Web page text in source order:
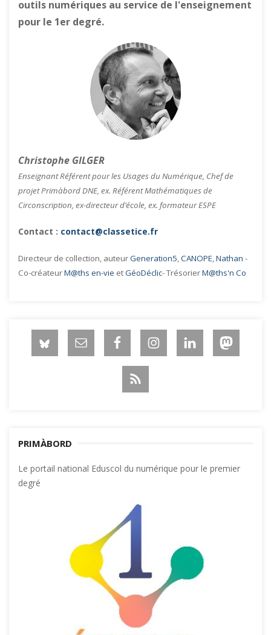
outils numériques au service de l'enseignement
pour le 1er degré.
Christophe GILGER
Enseignant Référent pour les Usages du Numérique, Chef de
projet Primàbord DNE, ex. Référent Mathématiques de
Circonscription, ex-directeur d’école, ex. formateur ESPE
Contact : contact@classetice.fr
Directeur de collection, auteurGeneration5 CANOPE Nathan -
Co-créateurM@ths en-vie etGéoDéclic- TrésorierM@ths'n Co
PRIMÀBORD
Le portail national Eduscol du numérique pour le premier
degré